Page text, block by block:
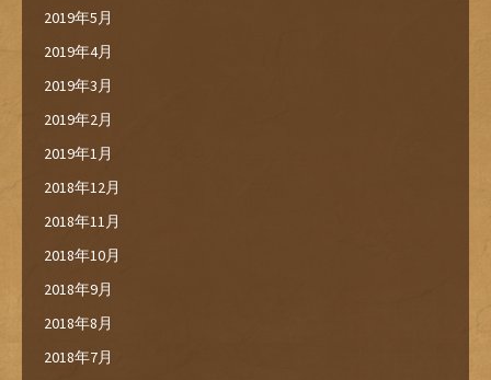
2019年5月
2019年4月
2019年3月
2019年2月
2019年1月
2018年12月
2018年11月
2018年10月
2018年9月
2018年8月
2018年7月